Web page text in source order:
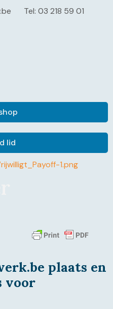
Tel: 03 218 59 01
lid
plaats en
voor